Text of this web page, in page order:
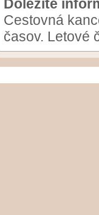
Dôležité
Cestovná
časov. Letové